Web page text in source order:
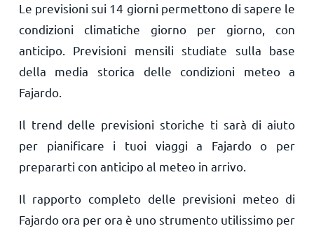
Le previsioni sui 14 giorni permettono di sapere le
condizioni climatiche giorno per giorno, con
anticipo. Previsioni mensili studiate sulla base
della media storica delle condizioni meteo a
Fajardo.
Il trend delle previsioni storiche ti sarà di aiuto
per pianificare i tuoi viaggi a Fajardo o per
prepararti con anticipo al meteo in arrivo.
Il rapporto completo delle previsioni meteo di
Fajardo ora per ora è uno strumento utilissimo per